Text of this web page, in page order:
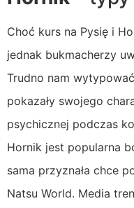
Choć kurs na Pysię i
jednak bukmacherzy
Trudno nam
pokazały swojego
psychicznej podczas
Hornik jest popularna
sama przyznała chce
Natsu World. Media